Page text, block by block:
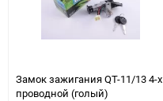
Замок зажигания QT-11/13 4-х
проводной (голый)